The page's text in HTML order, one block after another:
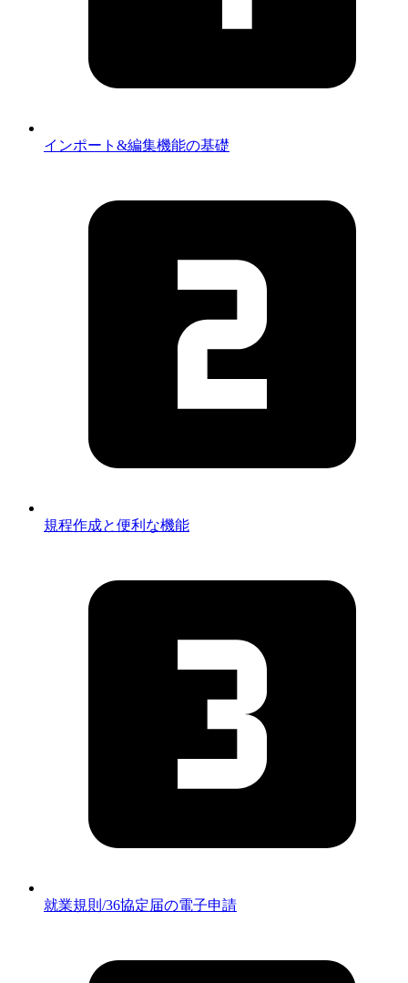
インポート&編集機能の基礎
規程作成と便利な機能
就業規則/36協定届の電子申請